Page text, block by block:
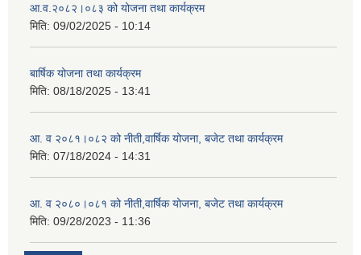
आ.व.२०८२।०८३ को योजना तथा कार्यक्रम
मिति: 09/02/2025 - 10:14
बार्षिक योजना तथा कार्यक्रम
मिति: 08/18/2025 - 13:41
आ. व २०८१।०८२ को नीती,वार्षिक योजना, बजेट तथा कार्यक्रम
मिति: 07/18/2024 - 14:31
आ. व २०८०।०८१ को नीती,वार्षिक योजना, बजेट तथा कार्यक्रम
मिति: 09/28/2023 - 11:36